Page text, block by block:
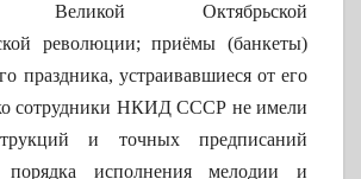
Великой Октябрьской
революции; приёмы (банкеты)
праздника, устраивавшиеся от его
сотрудники НКИД СССР не имели
и точных предписаний
порядка исполнения мелодии и